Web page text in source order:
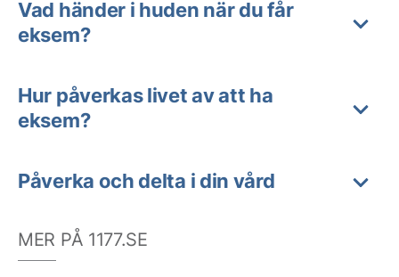
Vad händer i huden när du får
eksem?
Hur påverkas livet av att ha
eksem?
Påverka och delta i din vård
MER PÅ 1177.SE